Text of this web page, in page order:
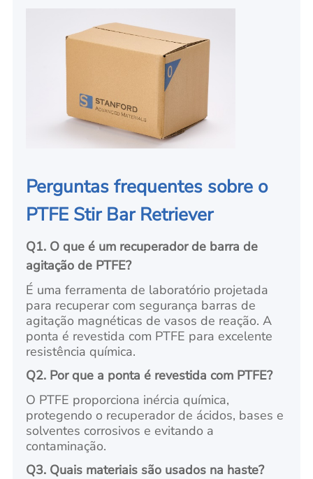
Perguntas frequentes sobre o
PTFE Stir Bar Retriever
Q1. O que é um recuperador de barra de
agitação de PTFE?
É uma ferramenta de laboratório projetada
para recuperar com segurança barras de
agitação magnéticas de vasos de reação. A
ponta é revestida com PTFE para excelente
resistência química.
Q2. Por que a ponta é revestida com PTFE?
O PTFE proporciona inércia química,
protegendo o recuperador de ácidos, bases e
solventes corrosivos e evitando a
contaminação.
Q3. Quais materiais são usados na haste?